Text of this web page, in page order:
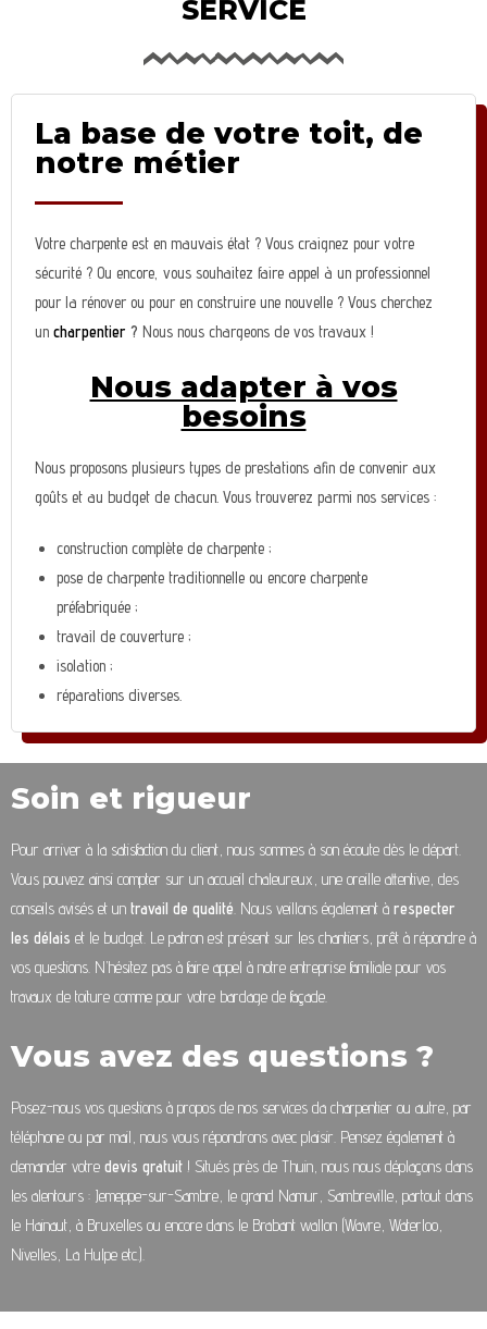
SERVICE
La base de votre toit, de
notre métier
Votre charpente est en mauvais état ? Vous craignez pour votre
sécurité ? Ou encore, vous souhaitez faire appel à un professionnel
pour la rénover ou pour en construire une nouvelle ? Vous cherchez
uncharpentier ? Nous nous chargeons de vos travaux !
Nous adapter à vos
besoins
Nous proposons plusieurs types de prestations afin de convenir aux
goûts et au budget de chacun. Vous trouverez parmi nos services :
construction complète de charpente ;
pose de charpente traditionnelle ou encore charpente
préfabriquée ;
travail de couverture ;
isolation ;
réparations diverses.
Soin et rigueur
Pour arriver à la satisfaction du client, nous sommes à son écoute dès le départ.
Vous pouvez ainsi compter sur un accueil chaleureux, une oreille attentive, des
conseils avisés et un travail de qualité . Nous veillons également à respecter
les délais et le budget. Le patron est présent sur les chantiers, prêt à répondre à
vos questions. N’hésitez pas à faire appel à notre entreprise familiale pour vos
travaux de toiture comme pour votre bardage de façade.
Vous avez des questions ?
Posez-nous vos questions à propos de nos services da charpentier ou autre, par
téléphone ou par mail, nous vous répondrons avec plaisir. Pensez également à
demander votre devis gratuit ! Situés près de Thuin, nous nous déplaçons dans
les alentours : Jemeppe-sur-Sambre, le grand Namur, Sambreville, partout dans
le Hainaut, à Bruxelles ou encore dans le Brabant wallon (Wavre, Waterloo,
Nivelles, La Hulpe etc.).